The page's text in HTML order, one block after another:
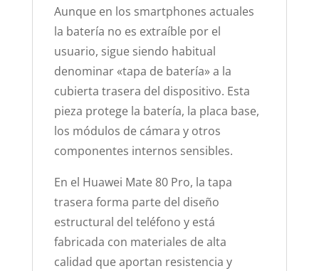
Aunque en los smartphones actuales
la batería no es extraíble por el
usuario, sigue siendo habitual
denominar «tapa de batería» a la
cubierta trasera del dispositivo. Esta
pieza protege la batería, la placa base,
los módulos de cámara y otros
componentes internos sensibles.
En el Huawei Mate 80 Pro, la tapa
trasera forma parte del diseño
estructural del teléfono y está
fabricada con materiales de alta
calidad que aportan resistencia y